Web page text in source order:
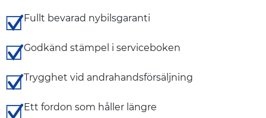
Fullt bevarad nybilsgaranti
Godkänd stämpel i serviceboken
Trygghet vid andrahandsförsäljning
Ett fordon som håller längre